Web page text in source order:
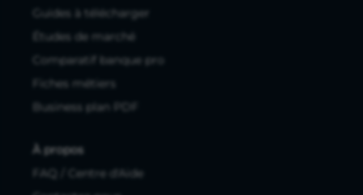
Guides à télécharger
Études de marché
Comparatif banque pro
Fiches métiers
Business plan PDF
À propos
FAQ / Centre d'Aide